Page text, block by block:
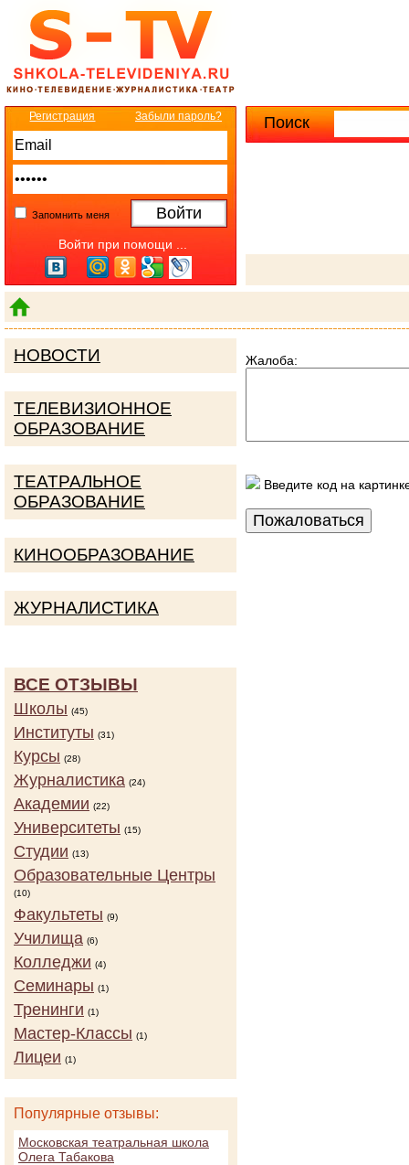
Поиск
Регистрация Забыли пароль?
Запомнить меня
Войти при помощи ...
Жалоба:
Введите код на
НОВОСТИ
ТЕЛЕВИЗИОННОЕ
ОБРАЗОВАНИЕ
ТЕАТРАЛЬНОЕ
ОБРАЗОВАНИЕ
КИНООБРАЗОВАНИЕ
ЖУРНАЛИСТИКА
ВСЕ ОТЗЫВЫ
Школы (45)
Институты (31)
Курсы (28)
Журналистика (24)
Академии (22)
Университеты (15)
Студии (13)
Образовательные Центры
(10)
Факультеты (9)
Училища (6)
Колледжи (4)
Семинары (1)
Тренинги (1)
Мастер-Классы (1)
Лицеи (1)
Популярные отзывы:
Московская театральная школа
Олега Табакова